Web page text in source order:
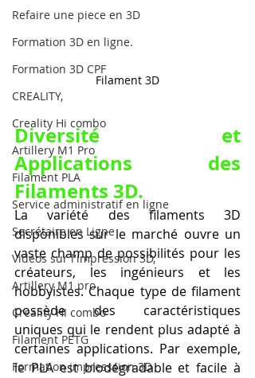
Refaire une piece en 3D
Formation 3D en ligne.
Formation 3D CPF
CREALITY,
Creality Hi combo
Artillery M1 Pro
Filament PLA
Service administratif en ligne
Secrétaire en Ligne
Vidéos sur l'impression 3D,
Artillery M1 pro
Creality HI combo
Filament PETG
Formation impresssion 3D
Filament 3D
Diversité et
Applications des
Filaments 3D.
La variété des filaments 3D
disponibles sur le marché ouvre un
vaste champ de possibilités pour les
créateurs, les ingénieurs et les
hobbyistes. Chaque type de filament
possède des caractéristiques
uniques qui le rendent plus adapté à
certaines applications. Par exemple,
le PLA est biodégradable et facile à